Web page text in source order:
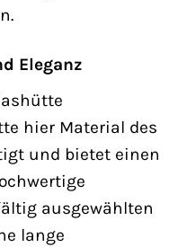
Eleganz
hier Material des
und bietet einen
ausgewählten
lange